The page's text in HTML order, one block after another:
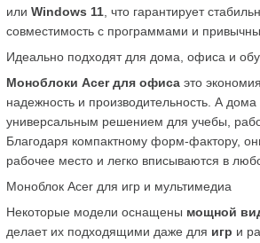
или Windows 11 , что гарантирует
совместимость с программами и
Идеально подходят для дома, офиса и
Моноблоки Acer для офиса это
надежность и производительность. А дома
универсальным решением для учебы,
Благодаря компактному форм-фактору,
рабочее место и легко вписываются в
Моноблок Acer для игр и мультимедиа
Некоторые модели оснащены мощной
делает их подходящими даже для игр и